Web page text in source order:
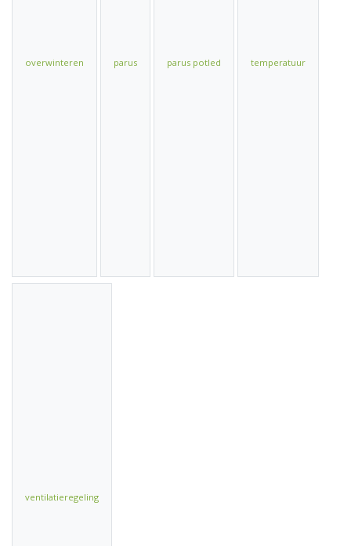
overwinteren parus parus potled temperatuur
ventilatieregeling